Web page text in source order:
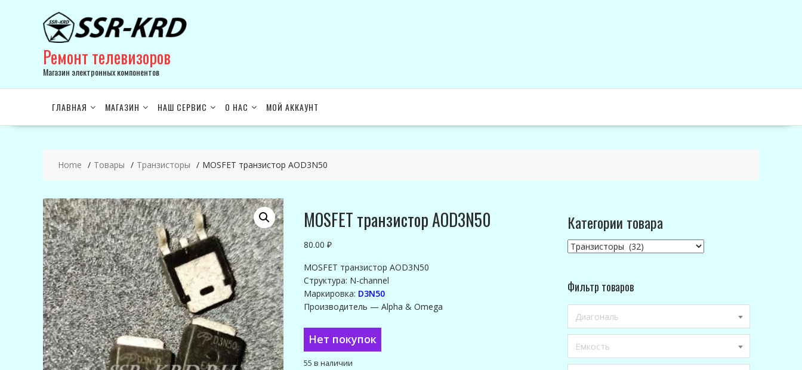
Ремонт телевизоров
Магазин электронных компонентов
ГЛАВНАЯ МАГАЗИН НАШ СЕРВИС О НАС МОЙ АККАУНТ
Home Товары Транзисторы MOSFET транзистор AOD3N50
MOSFET транзистор AOD3N50
80.00 ₽
MOSFET транзистор AOD3N50
Структура: N-channel
Маркировка: D3N50
Производитель — Alpha & Omega
Нет покупок
55 в наличии
Категории товара
Фильтр товаров
Диагональ
Ёмкость